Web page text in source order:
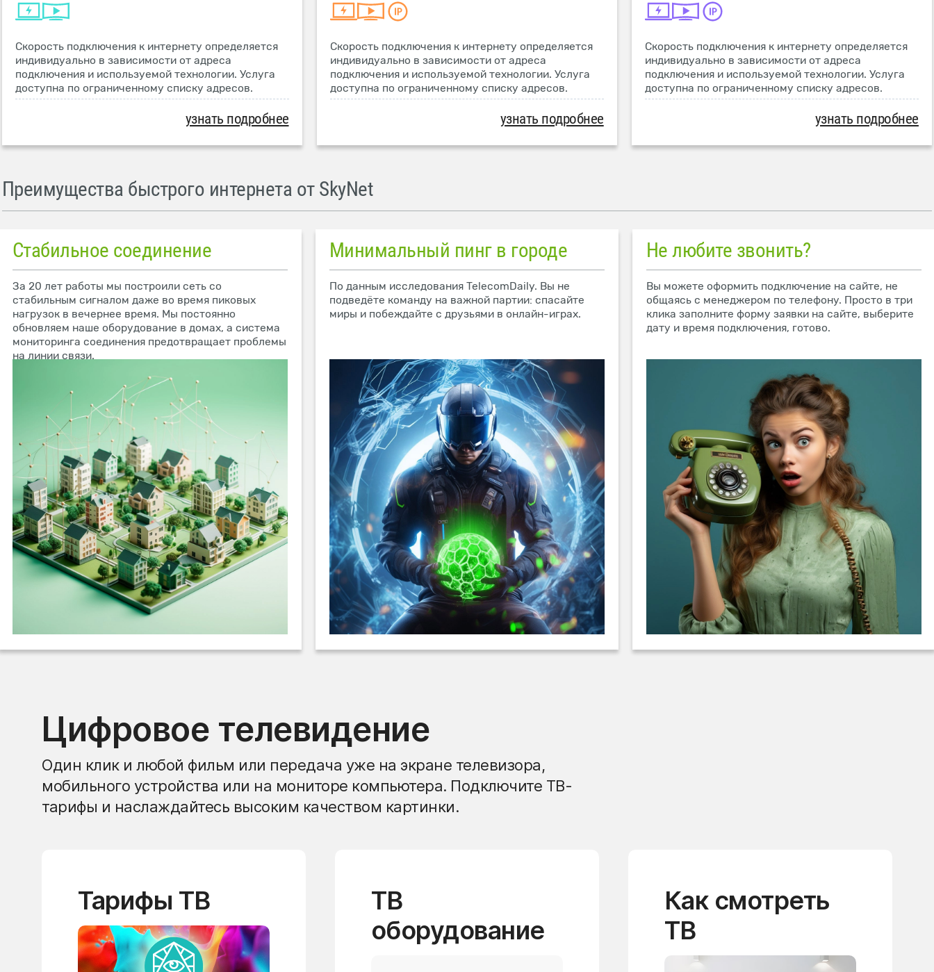
Скорость подключения к интернету определяется
индивидуально в зависимости от адреса
подключения и используемой технологии. Услуга
доступна по ограниченному списку адресов.
узнать подробнее
Скорость подключения к интернету определяется
индивидуально в зависимости от адреса
подключения и используемой технологии. Услуга
доступна по ограниченному списку адресов.
узнать подробнее
Скорость подключения к интернету определяется
индивидуально в зависимости от адреса
подключения и используемой технологии. Услуга
доступна по ограниченному списку адресов.
узнать подробнее
Преимущества быстрого интернета от SkyNet
Стабильное соединение
За 20 лет работы мы построили сеть со
стабильным сигналом даже во время пиковых
нагрузок в вечернее время. Мы постоянно
обновляем наше оборудование в домах, а система
мониторинга соединения предотвращает проблемы
на линии связи.
Минимальный пинг в городе
По данным исследования TelecomDaily. Вы не
подведёте команду на важной партии: спасайте
миры и побеждайте с друзьями в онлайн-играх.
Не любите звонить?
Вы можете оформить подключение на сайте, не
общаясь с менеджером по телефону. Просто в три
клика заполните форму заявки на сайте, выберите
дату и время подключения, готово.
Цифровое телевидение
Один клик и любой фильм или передача уже на экране телевизора,
мобильного устройства или на мониторе компьютера. Подключите ТВ-
тарифы и наслаждайтесь высоким качеством картинки.
Тарифы ТВ
ТВ
оборудование
Как смотреть
ТВ